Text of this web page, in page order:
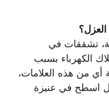
تشققات في
الكهرباء بسبب
من هذه العلامات،
اسطح في عنيزة